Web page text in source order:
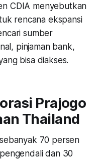
CDIA menyebutkan
rencana ekspansi
sumber
pinjaman bank,
bisa diakses.
Prajogo
Thailand
70 persen
dan 30